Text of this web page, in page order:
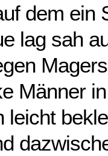
dem ein
lag sah
Männer
leicht